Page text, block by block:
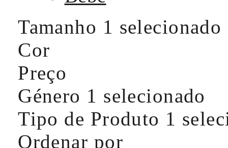
Tamanho 1 selecionado
Cor
Preço
Género 1 selecionado
Tipo de Produto 1
Ordenar por